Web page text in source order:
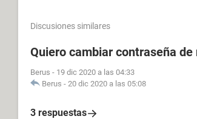
Discusiones similares
Quiero cambiar contraseña
Berus - 19 dic 2020 a las 04:33
Berus - 20 dic 2020 a las 05:08
3 respuestas